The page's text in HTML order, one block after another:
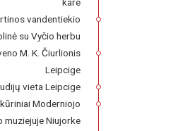
kare
vandentiekio
su Vyčio herbu
M. K. Čiurlionis
Leipcige
vieta Leipcige
Moderniojo
muziejuje Niujorke